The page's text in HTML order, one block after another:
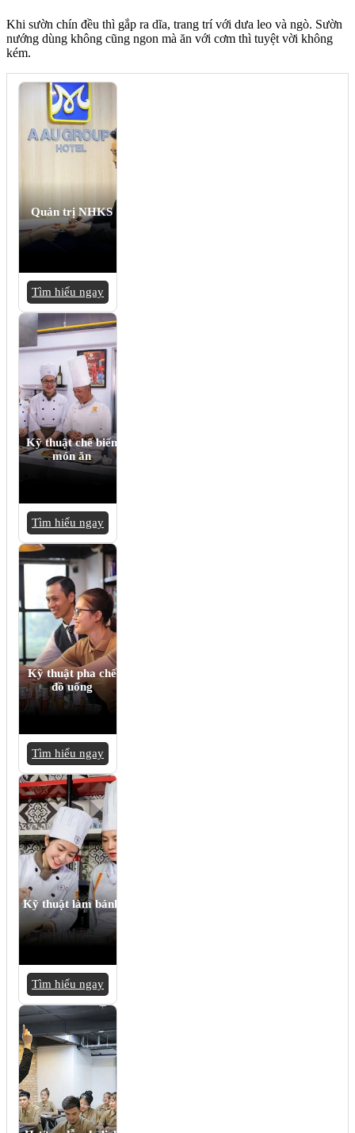
Khi sườn chín đều thì gắp ra dĩa, trang trí với dưa leo và ngò. Sườn
nướng dùng không cũng ngon mà ăn với cơm thì tuyệt vời không
kém.
Quản trị NHKS
Tìm hiểu ngay
Kỹ thuật chế biến
món ăn
Tìm hiểu ngay
Kỹ thuật pha chế
đồ uống
Tìm hiểu ngay
Kỹ thuật làm bánh
Tìm hiểu ngay